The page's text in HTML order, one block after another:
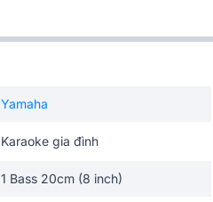
Yamaha
Karaoke gia đình
1 Bass 20cm (8 inch)